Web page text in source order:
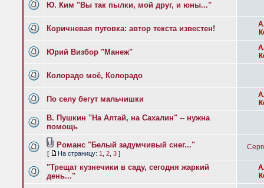
Ю. Ким "Вы так пылки, мой друг, и юны..."
Коричневая пуговка: автор текста известен!
Юрий Визбор "Манеж"
Колорадо моё, Колорадо
По селу бегут мальчишки
В. Пушкин "На Алтай, на Сахалин" -- нужна
помощь
Романс "Белый задумчивый снег..."
[ На страницу: 1 2 3 ]
"Трещат кузнечики в саду, сегодня жаркий
день..."